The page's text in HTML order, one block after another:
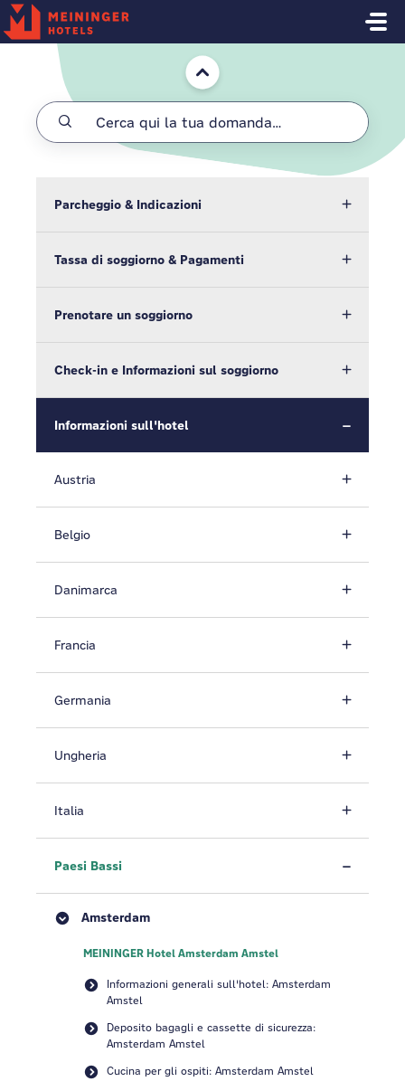
Salta al contenuto principale
Home
Parcheggio & Indicazioni
Tassa di soggiorno & Pagamenti
Prenotare un soggiorno
Check-in e Informazioni sul soggiorno
Informazioni sull'hotel
Austria
Belgio
Danimarca
Francia
Germania
Ungheria
Italia
Paesi Bassi
Amsterdam
MEININGER Hotel Amsterdam Amstel
Informazioni generali sull'hotel: Amsterdam
Amstel
Deposito bagagli e cassette di sicurezza:
Amsterdam Amstel
Cucina per gli ospiti: Amsterdam Amstel